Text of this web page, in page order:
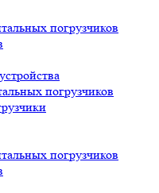
погрузчиков
погрузчиков
погрузчиков